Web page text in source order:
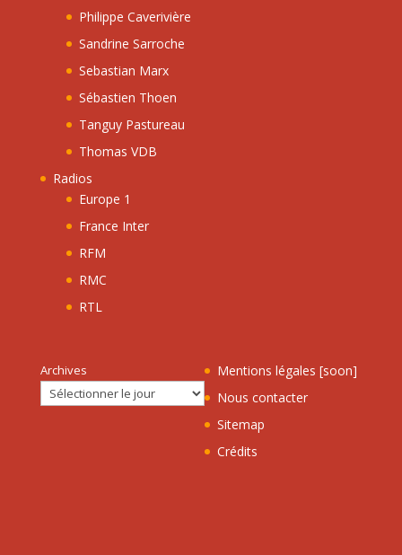
Philippe Caverivière
Sandrine Sarroche
Sebastian Marx
Sébastien Thoen
Tanguy Pastureau
Thomas VDB
Radios
Europe 1
France Inter
RFM
RMC
RTL
Archives
Mentions légales [soon]
Nous contacter
Sitemap
Crédits